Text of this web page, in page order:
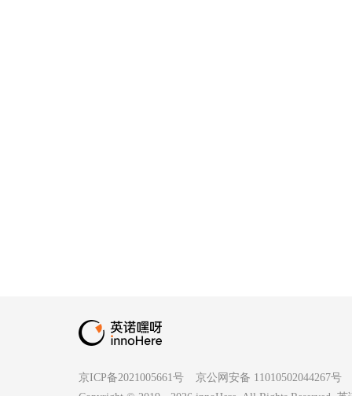
京ICP备2021005661号
京公网安备 11010502044267号